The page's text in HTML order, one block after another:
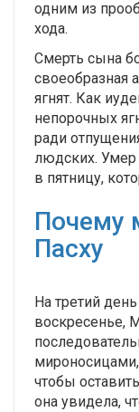
одним из
хода.
Смерть сына
своеобразная
ягнят. Как
непорочных
ради
людских. Умер
в пятницу,
Почему
Пасху
На третий
воскресенье,
чтобы
она увидела,